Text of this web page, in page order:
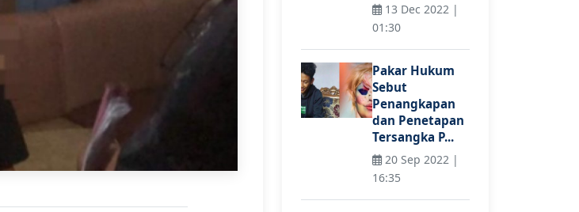
13 Dec 2022 |
01:30
Pakar Hukum
Sebut
Penangkapan
dan Penetapan
Tersangka P...
20 Sep 2022 |
16:35